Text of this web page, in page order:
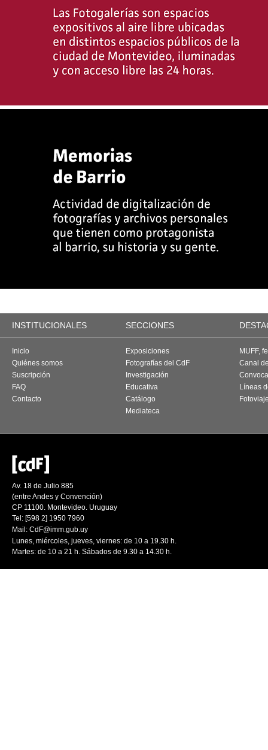
INSTITUCIONALES SECCIONES
Inicio
Quiénes somos
Suscripción
FAQ
Contacto
Exposiciones
Fotografías del CdF
Investigación
Educativa
Catálogo
Mediateca
MUFF,
Canal
Líneas
Av. 18 de Julio 885
(entre Andes y Convención)
CP 11100. Montevideo. Uruguay
Tel: [598 2] 1950 7960
Mail: CdF@imm.gub.uy
Lunes, miércoles, jueves, viernes: de 10 a 19.30 h.
Martes: de 10 a 21 h. Sábados de 9.30 a 14.30 h.